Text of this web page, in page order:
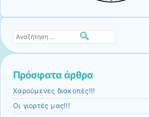
Αναζήτηση
Πρόσφατα άρθρα
Χαρούμενες διακοπές!!!
Οι γιορτές μας!!!